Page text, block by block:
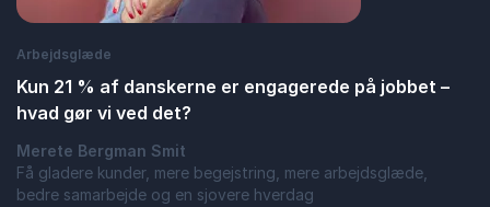
Arbejdsglæde
Kun 21 % af danskerne er engagerede på jobbet –
hvad gør vi ved det?
Merete Bergman Smit
Få gladere kunder, mere begejstring, mere arbejdsglæde,
bedre samarbejde og en sjovere hverdag